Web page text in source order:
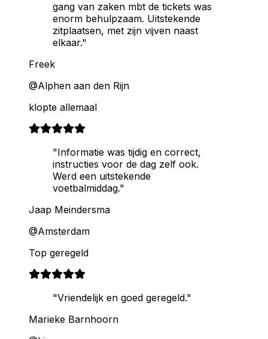
gang van zaken mbt de tickets was
enorm behulpzaam. Uitstekende
zitplaatsen, met zijn vijven naast
elkaar."
Freek
@Alphen aan den Rijn
klopte allemaal
"Informatie was tijdig en correct,
instructies voor de dag zelf ook.
Werd een uitstekende
voetbalmiddag."
Jaap Meindersma
@Amsterdam
Top geregeld
"Vriendelijk en goed geregeld."
Marieke Barnhoorn